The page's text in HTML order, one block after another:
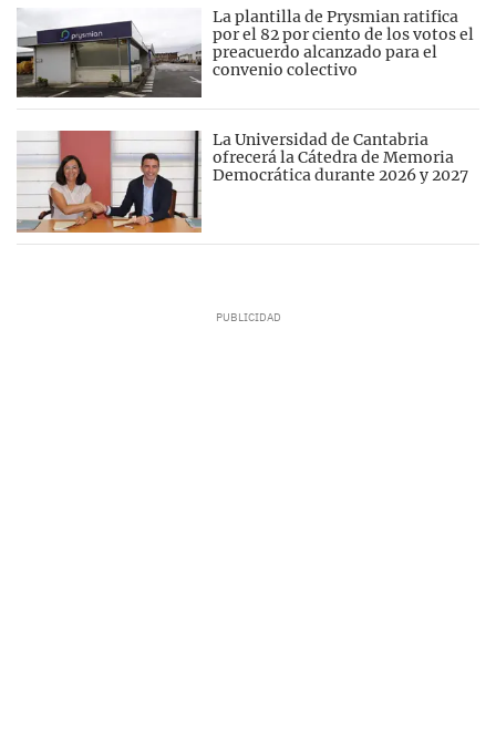
La plantilla de Prysmian ratifica
por el 82 por ciento de los votos el
preacuerdo alcanzado para el
convenio colectivo
La Universidad de Cantabria
ofrecerá la Cátedra de Memoria
Democrática durante 2026 y 2027